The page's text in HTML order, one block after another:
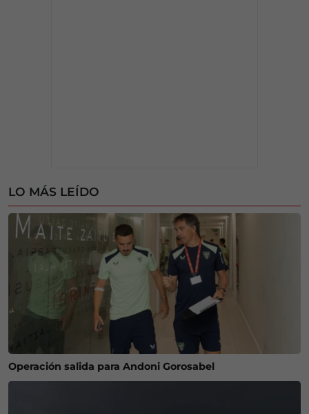
LO MÁS LEÍDO
Operación salida para Andoni Gorosabel